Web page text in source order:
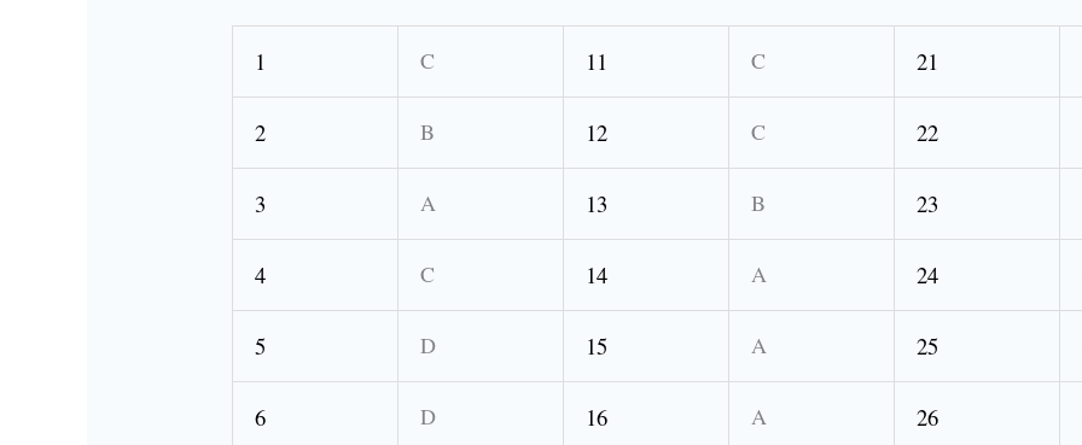
1 C 11 C 21
2 B 12 C 22
3 A 13 B 23
4 C 14 A 24
5 D 15 A 25
6 D 16 A 26